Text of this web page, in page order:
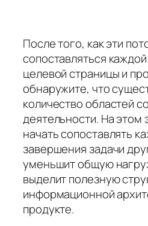
После того, как эти
сопоставляться
целевой страницы и
обнаружите, что
количество областей
деятельности. На этом
начать сопоставлять
завершения задачи
уменьшит общую
выделит полезную
информационной
продукте.